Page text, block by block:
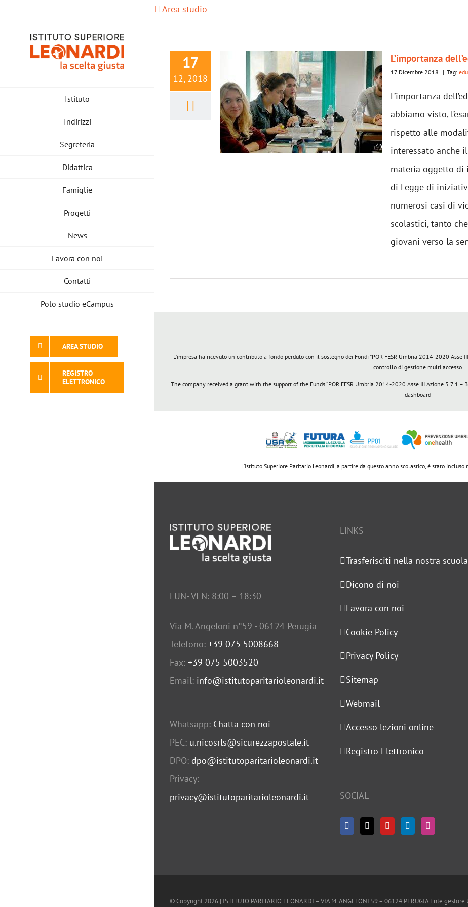
contenuto
Area studio
Istituto
Indirizzi
Segreteria
Didattica
Famiglie
Progetti
News
Lavora con noi
Contatti
Polo studio eCampus
AREA STUDIO
REGISTRO
ELETTRONICO
17
12, 2018
L’importanza
17 Dicembre 2018 | Tag:
L’importanza
abbiamo visto,
rispetto alle
interessato anche
materia oggetto di
di Legge di
numerosi casi di
scolastici, tanto
giovani verso la
L’impresa ha ricevuto un contributo a fondo perduto con il sostegno dei Fondi “POR FESR Umbria 2014-2020
controllo di gestione multi accesso
The company received a grant with the support of the Funds “POR FESR Umbria 2014-2020 Asse III Azione 3.7.1
dashboard
L’Istituto Superiore Paritario Leonardi, a partire da questo anno scolastico, è stato incluso
LUN- VEN: 8:00 – 18:30
Via M. Angeloni n°59 - 06124 Perugia
Telefono: +39 075 5008668
Fax: +39 075 5003520
Email: info@istitutoparitarioleonardi.it
Whatsapp: Chatta con noi
PEC: u.nicosrls@sicurezzapostale.it
DPO: dpo@istitutoparitarioleonardi.it
Privacy:
privacy@istitutoparitarioleonardi.it
LINKS
Trasferisciti nella nostra scuola
Dicono di noi
Lavora con noi
Cookie Policy
Privacy Policy
Sitemap
Webmail
Accesso lezioni online
Registro Elettronico
SOCIAL
© Copyright 2026 | ISTITUTO PARITARIO LEONARDI – VIA M. ANGELONI 59 – 06124 PERUGIA Ente